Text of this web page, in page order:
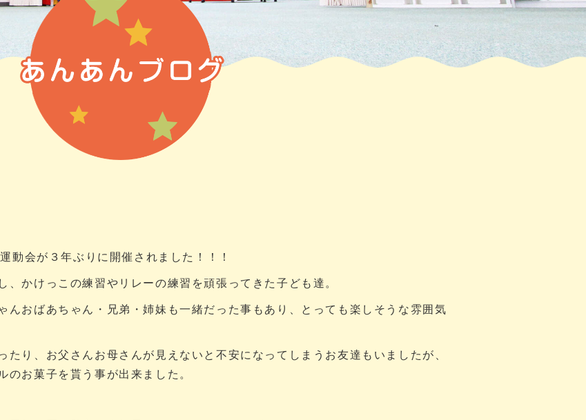
会が３年ぶりに開催されました！！！
、かけっこの練習やリレーの練習を頑張ってきた子ども達。
んおばあちゃん・兄弟・姉妹も一緒だった事もあり、とっても楽しそうな雰囲気
たり、お父さんお母さんが見えないと不安になってしまうお友達もいましたが、
のお菓子を貰う事が出来ました。